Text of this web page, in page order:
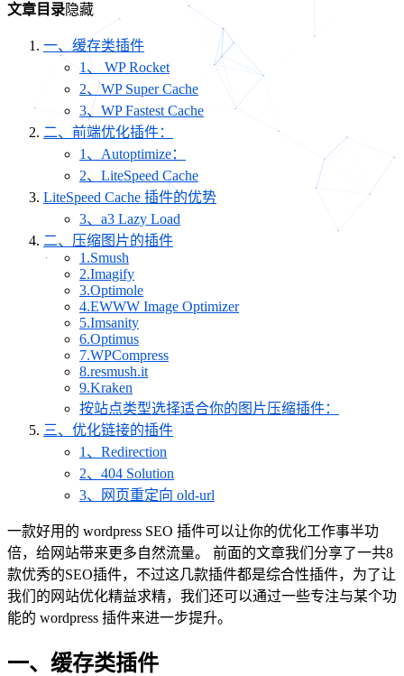
文章目录隐藏
一、缓存类插件
1、 WP Rocket
2、WP Super Cache
3、WP Fastest Cache
二、前端优化插件：
1、Autoptimize：
2、LiteSpeed Cache
LiteSpeed Cache 插件的优势
3、a3 Lazy Load
二、压缩图片的插件
1.Smush
2.Imagify
3.Optimole
4.EWWW Image Optimizer
5.Imsanity
6.Optimus
7.WPCompress
8.resmush.it
9.Kraken
按站点类型选择适合你的图片压缩插件：
三、优化链接的插件
1、Redirection
2、404 Solution
3、网页重定向 old-url
一款好用的 wordpress SEO 插件可以让你的优化工作事半功
倍，给网站带来更多自然流量。 前面的文章我们分享了一共8
款优秀的SEO插件，不过这几款插件都是综合性插件，为了让
我们的网站优化精益求精，我们还可以通过一些专注与某个功
能的 wordpress 插件来进一步提升。
一、缓存类插件